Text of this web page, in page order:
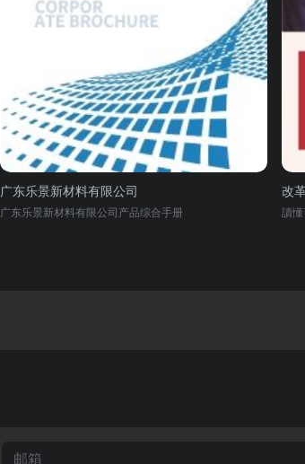
广东乐景新材料有限公司
广东乐景新材料有限公司产品综合手册
改